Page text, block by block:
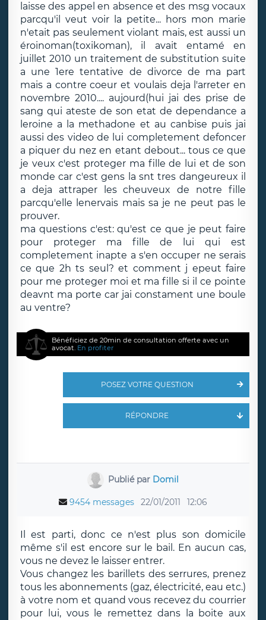
laisse des appel en absence et des msg vocaux
parcqu'il veut voir la petite... hors mon marie
n'etait pas seulement violant mais, est aussi un
éroinoman(toxikoman), il avait entamé en
juillet 2010 un traitement de substitution suite
a une 1ere tentative de divorce de ma part
mais a contre coeur et voulais deja l'arreter en
novembre 2010.... aujourd(hui jai des prise de
sang qui ateste de son etat de dependance a
leroine a la methadone et au canbise puis jai
aussi des video de lui completement defoncer
a piquer du nez en etant debout... tous ce que
je veux c'est proteger ma fille de lui et de son
monde car c'est gens la snt tres dangeureux il
a deja attraper les cheuveux de notre fille
parcqu'elle lenervais mais sa je ne peut pas le
prouver.
ma questions c'est: qu'est ce que je peut faire
pour proteger ma fille de lui qui est
completement inapte a s'en occuper ne serais
ce que 2h ts seul? et comment j epeut faire
pour me proteger moi et ma fille si il ce pointe
deavnt ma porte car jai constament une boule
au ventre?
Bénéficiez de 20min de consultation offerte avec un
avocat. En profiter
POSEZ VOTRE QUESTION
RÉPONDRE
Publié par Domil
9454 messages 22/01/2011 12:06
Il est parti, donc ce n'est plus son domicile
même s'il est encore sur le bail. En aucun cas,
vous ne devez le laisser entrer.
Vous changez les barillets des serrures, prenez
tous les abonnements (gaz, électricité, eau etc.)
à votre nom et quand vous recevez du courrier
pour lui, vous le remettez dans la boite aux